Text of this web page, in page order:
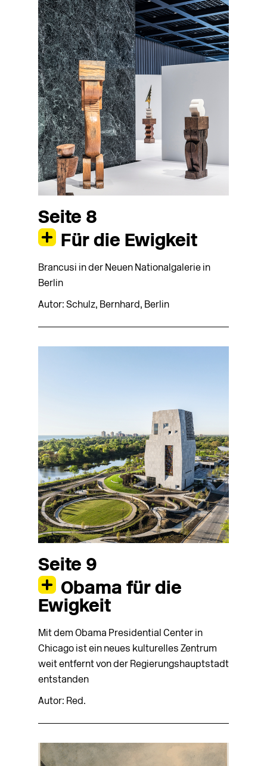
Seite 8
Für die Ewigkeit
Brancusi in der Neuen Nationalgalerie in
Berlin
Autor: Schulz, Bernhard, Berlin
Seite 9
Obama für die
Ewigkeit
Mit dem Obama Presidential Center in
Chicago ist ein neues kulturelles Zentrum
weit entfernt von der Regierungshauptstadt
entstanden
Autor: Red.